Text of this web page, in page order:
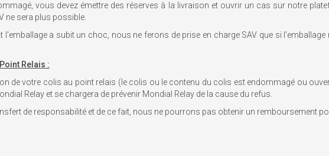
vous devez émettre des réserves à la livraison et ouvrir un cas sur notre
ne sera plus possible.
a subit un choc, nous ne ferons de prise en charge SAV que si
Relais :
de votre colis au point relais (le colis ou le contenu du colis est endommagé ou
Relay et se chargera de prévenir Mondial Relay de la cause du refus.
de responsabilité et de ce fait, nous ne pourrons pas obtenir un remboursement